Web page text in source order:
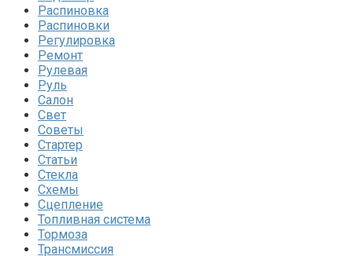
Распиновка
Распиновки
Регулировка
Ремонт
Рулевая
Руль
Салон
Свет
Советы
Стартер
Статьи
Стекла
Схемы
Сцепление
Топливная система
Тормоза
Трансмиссия